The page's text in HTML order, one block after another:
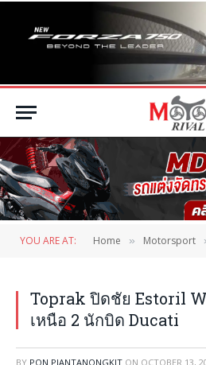
YOU ARE AT: Home » Motorsport
Toprak ปิดชัย Estoril
เหนือ 2 นักบิด Ducati
BY PON PIANTANONGKIT ON OCTOBER 13,